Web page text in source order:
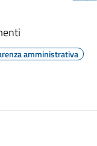
amministrativa